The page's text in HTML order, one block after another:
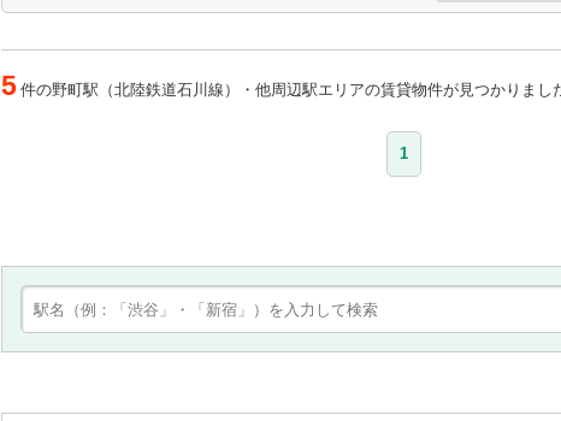
5 件の野町駅（北陸鉄道石川線）・他周辺駅エリアの賃貸物件が見つかりまし
1